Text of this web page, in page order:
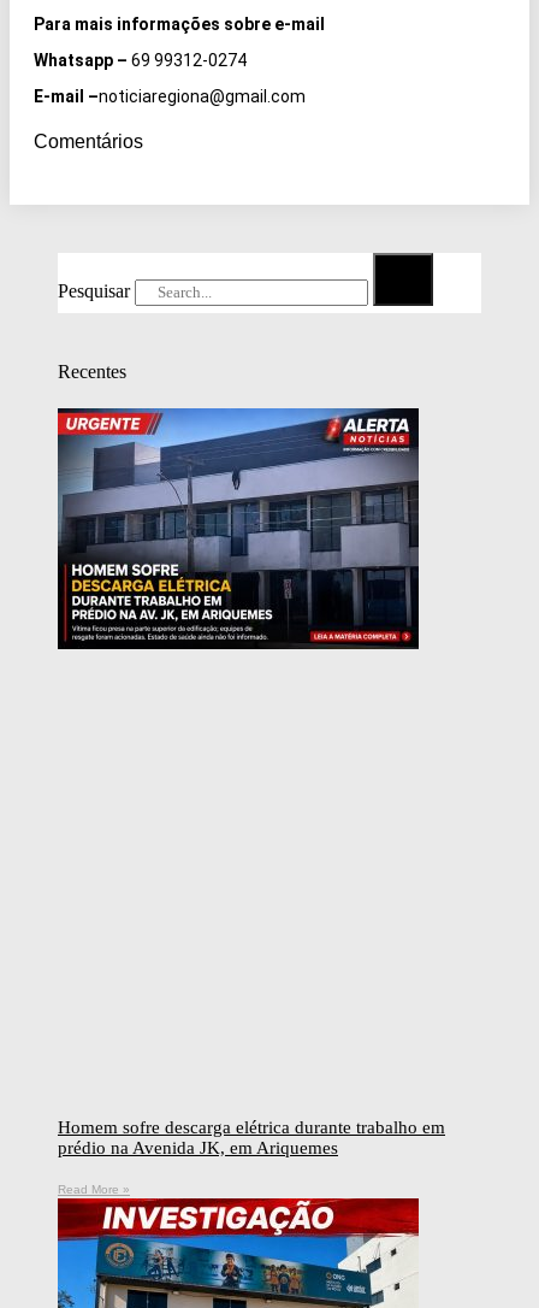
Para mais informações sobre e-mail
Whatsapp – 69 99312-0274
E-mail –noticiaregiona@gmail.com
Comentários
Pesquisar
Recentes
Homem sofre descarga elétrica durante trabalho em
prédio na Avenida JK, em Ariquemes
Read More »